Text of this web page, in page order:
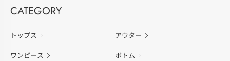
CATEGORY
トップス アウター
ワンピース ボトム